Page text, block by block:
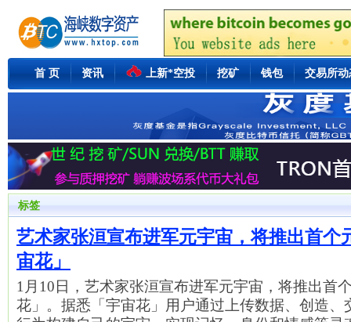
首 页 资讯 上新*空投 挖矿 钱包 交易所动
标签
艺术家张洹宣布进军元宇宙，将推出首个
宙花」
1月10日，艺术家张洹宣布进军元宇宙，将推出首
花」。据悉「宇宙花」用户通过上传数据、创造、